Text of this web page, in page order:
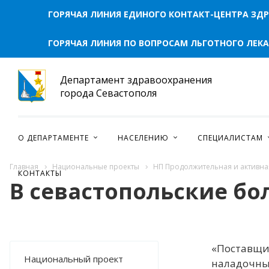
Главная Национальные проекты НП Продолжительная и
В севастопольские
Национальный проект
ГОРЯЧАЯ ЛИНИЯ ЕДИНОГО КОНТАКТ-ЦЕНТРА
ГОРЯЧАЯ ЛИНИЯ ПО ВОПРОСАМ ЛЬГОТНОГО
Департамент здравоохранения
города Севастополя
О ДЕПАРТАМЕНТЕ НАСЕЛЕНИЮ СПЕЦИАЛИСТАМ
КОНТАКТЫ
АТТЕСТАЦИЯ МЕДИЦИНСКИХ И ФАРМАЦЕВТИЧЕСКИХ
НАЦИОНАЛЬНЫЕ ПРОЕКТЫ
НАЦИОНАЛЬНЫЙ ПРОЕКТ "ПРОДОЛЖИТЕЛЬНАЯ И
АКТИВНАЯ ЖИЗНЬ"
НАЦИОНАЛЬНЫЙ ПРОЕКТ "СЕМЬЯ"